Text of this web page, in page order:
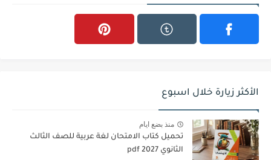
الأكثر زيارة خلال اسبوع
منذ بضع ايام
تحميل كتاب الامتحان لغة عربية للصف الثالث
الثانوي 2027 pdf